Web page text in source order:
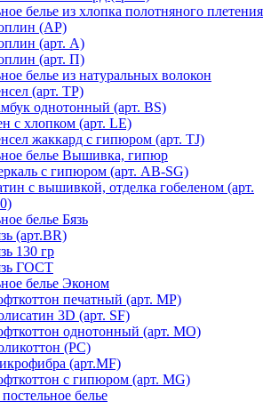
белье из хлопка полотняного плетения
(AP)
(арт. А)
(арт. П)
белье из натуральных волокон
(арт. ТР)
однотонный (арт. BS)
с хлопком (арт. LE)
жаккард с гипюром (арт. TJ)
белье Вышивка, гипюр
с гипюром (арт. AB-SG)
с вышивкой, отделка гобеленом (арт.
белье Бязь
(арт.BR)
130 гр
ГОСТ
белье Эконом
печатный (арт. MР)
3D (арт. SF)
однотонный (арт. MO)
(PC)
(арт.MF)
с гипюром (арт. MG)
белье